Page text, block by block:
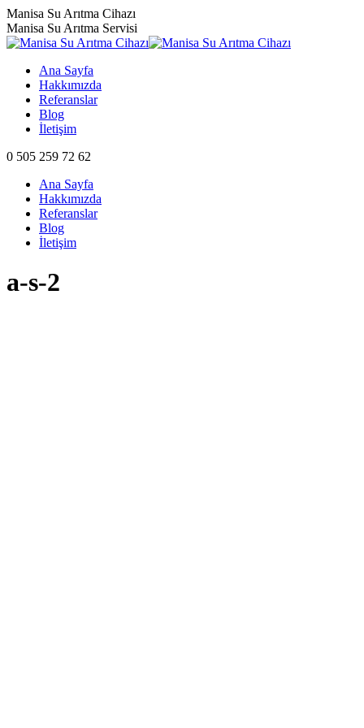
Skip
to
content
Manisa Su Arıtma Cihazı
Manisa Su Arıtma Servisi
Ana Sayfa
Hakkımızda
Referanslar
Blog
İletişim
0 505 259 72 62
Ana Sayfa
Hakkımızda
Referanslar
Blog
İletişim
a-s-2